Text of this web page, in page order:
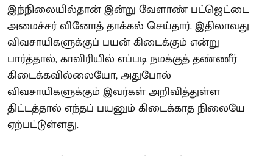
இந்நிலையில்தான் இன்று வேளாண் பட்ஜெட்டை
அமைச்சர் வினோத் தாக்கல் செய்தார். இதிலாவது
விவசாயிகளுக்குப் பயன் கிடைக்கும் என்று
பார்த்தால், காவிரியில் எப்படி நமக்குத் தண்ணீர்
கிடைக்கவில்லையோ, அதுபோல்
விவசாயிகளுக்கும் இவர்கள் அறிவித்துள்ள
திட்டத்தால் எந்தப் பயனும் கிடைக்காத நிலையே
ஏற்பட்டுள்ளது.